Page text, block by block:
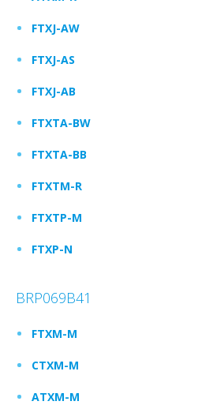
FTXJ-AW
FTXJ-AS
FTXJ-AB
FTXTA-BW
FTXTA-BB
FTXTM-R
FTXTP-M
FTXP-N
BRP069B41
FTXM-M
CTXM-M
ATXM-M